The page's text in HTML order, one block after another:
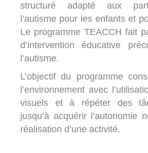
structuré adapté aux
l’autisme pour les enfants et
Le programme TEACCH fait
d’intervention éducative
l’autisme.
L’objectif du programme
l’environnement avec
visuels et à répéter des
jusqu’à acquérir l’autonomie
réalisation d’une activité.